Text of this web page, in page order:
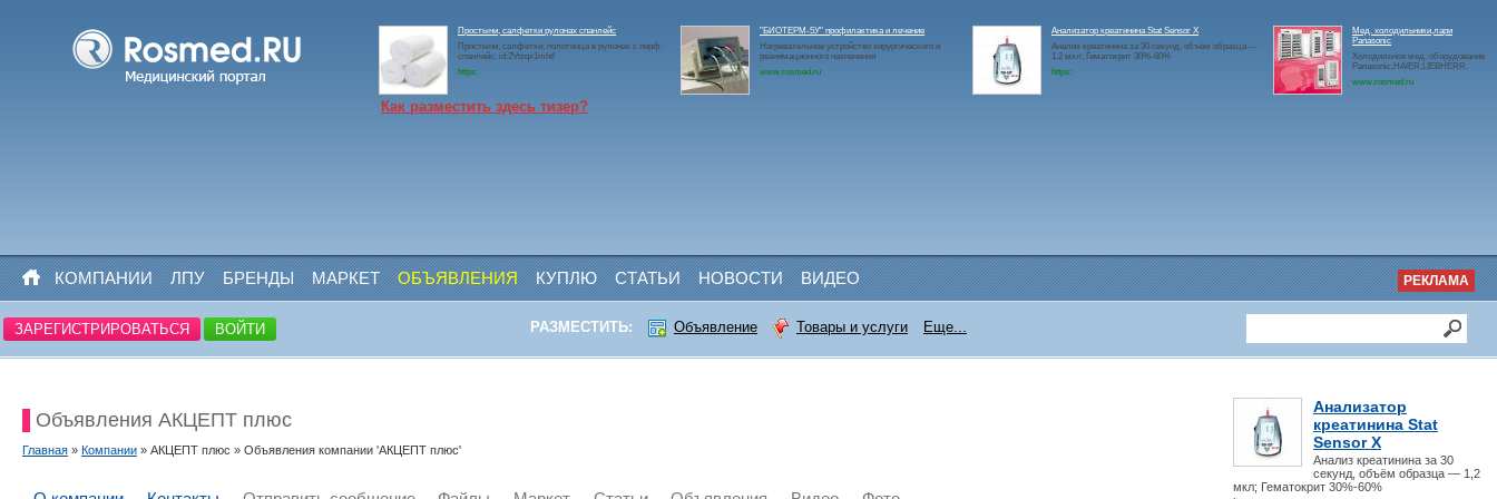
Простыни, салфетки рулонах спанлейс
Простыни, салфетки, полотенца в рулонах с перф.
спанлейс. id:2Vtzqx1mhtf
https:
"БИОТЕРМ-5У" профилактика и лечение
Нагревательное устройство хирургического и
реанимационного назначения
www.rosmed.ru
Анализатор креатинина Stat Sensor X
Анализ креатинина за 30 секунд, объём образца —
1,2 мкл; Гематокрит 30%-60%
https:
Мед. холодильники,лари
Panasonic
Холодильное мед. оборудование
Panasonic,HAIER,LIEBHERR.
www.rosmed.ru
Как разместить здесь тизер?
КОМПАНИИ ЛПУ БРЕНДЫ МАРКЕТ ОБЪЯВЛЕНИЯ КУПЛЮ СТАТЬИ НОВОСТИ ВИДЕО РЕКЛАМА
ЗАРЕГИСТРИРОВАТЬСЯ ВОЙТИ РАЗМЕСТИТЬ: Объявление Товары и услуги Еще...
Анализатор
креатинина Stat
Sensor X
Анализ креатинина за 30
секунд, объём образца — 1,2
мкл; Гематокрит 30%-60%
Объявления АКЦЕПТ плюс
Главная » Компании » АКЦЕПТ плюс » Объявления компании 'АКЦЕПТ плюс'